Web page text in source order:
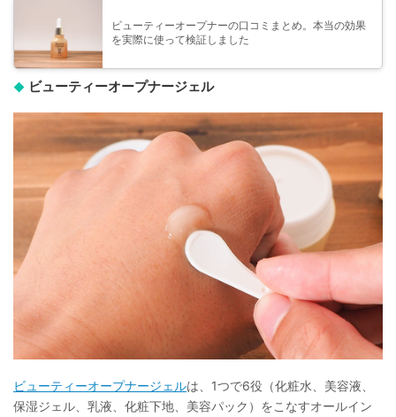
ビューティーオープナーの口コミまとめ。本当の効果
を実際に使って検証しました
ビューティーオープナージェル
ビューティーオープナージェルは、1つで6役（化粧水、美容液、
保湿ジェル、乳液、化粧下地、美容パック）をこなすオールイン